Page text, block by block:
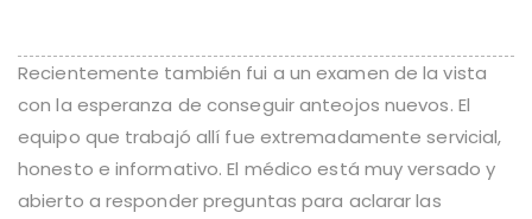
Recientemente también fui a un examen de la vista
con la esperanza de conseguir anteojos nuevos. El
equipo que trabajó allí fue extremadamente servicial,
honesto e informativo. El médico está muy versado y
abierto a responder preguntas para aclarar las